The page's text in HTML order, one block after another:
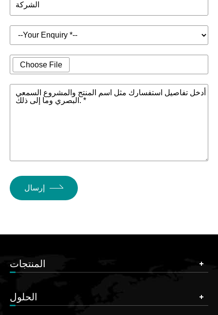
الشركة
Choose File
أدخل تفاصيل استفسارك مثل اسم المنتج والمشروع السمعي
البصري وما إلى ذلك. *
إرسال
المنتجات
الحلول